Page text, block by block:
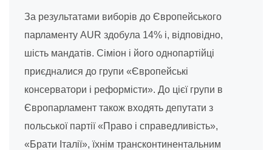
За результатами виборів до Європейського
парламенту AUR здобула 14% і, відповідно,
шість мандатів. Сіміон і його однопартійці
приєдналися до групи «Європейські
консерватори і реформісти». До цієї групи в
Європарламент також входять депутати з
польської партії «Право і справедливість»,
«Брати Італії», їхнім трансконтинентальним